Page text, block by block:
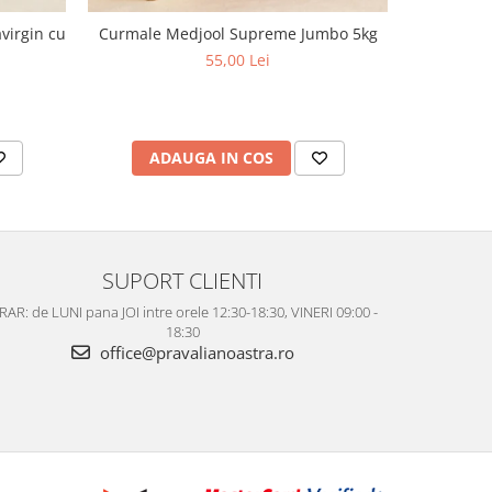
cu
Curmale Medjool Supreme Jumbo 5kg
55,00 Lei
ADAUGA IN COS
SUPORT CLIENTI
de LUNI pana JOI intre orele 12:30-18:30, VINERI 09:00 -
18:30
office@pravalianoastra.ro